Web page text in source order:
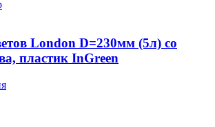
London D=230мм (5л) со
пластик InGreen